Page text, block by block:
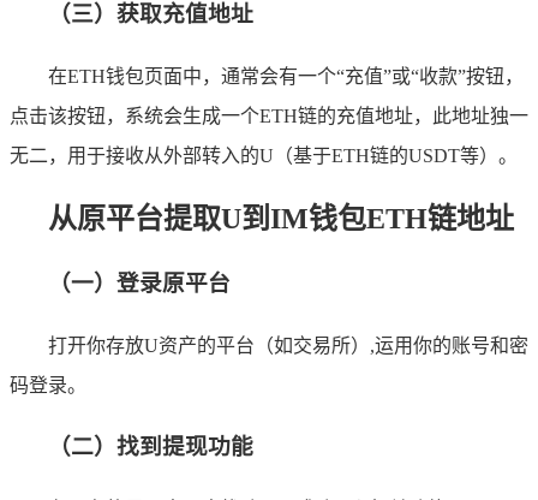
（三）获取充值地址
在ETH钱包页面中，通常会有一个“充值”或“收款”按钮，
点击该按钮，系统会生成一个ETH链的充值地址，此地址独一
无二，用于接收从外部转入的U（基于ETH链的USDT等）。
从原平台提取U到IM钱包ETH链地址
（一）登录原平台
打开你存放U资产的平台（如交易所）,运用你的账号和密
码登录。
（二）找到提现功能